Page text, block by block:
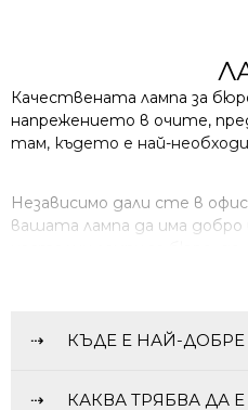
Качествената лампа за
напрежението в очите,
там, където е най-
Независимо дали сте в
вашата лампа да има добро
Вграден USB порт или
Вградена батерия за
Гъвкава конструкция
КЪДЕ Е НАЙ-
КАКВА ТРЯБВА ДА